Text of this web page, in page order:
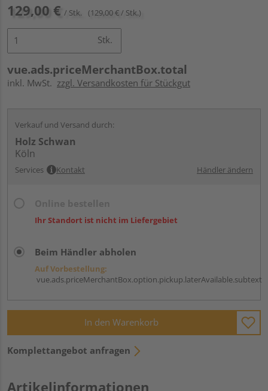
129,00 € / Stk. (129,00 € / Stk.)
Stk.
vue.ads.priceMerchantBox.total
inkl. MwSt. zzgl. Versandkosten für Stückgut
Verkauf und Versand durch:
Holz Schwan
Köln
Services Kontakt Händler ändern
Ihr Standort ist nicht im Liefergebiet
Beim Händler abholen
Auf Vorbestellung:
vue.ads.priceMerchantBox.option.pickup.laterAvailable.subtext
In den Warenkorb
Komplettangebot anfragen
Artikelinformationen